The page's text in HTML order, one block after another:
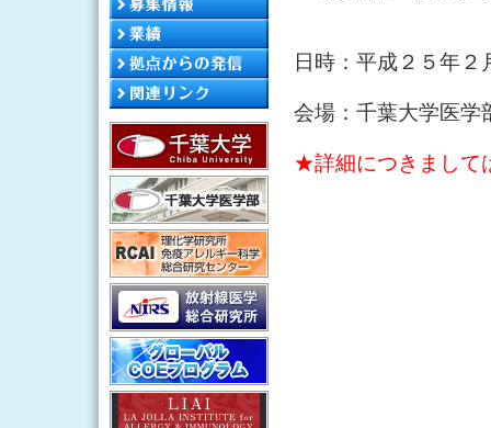
日時：平成２５年２
会場：千葉大学医
★詳細につきまして